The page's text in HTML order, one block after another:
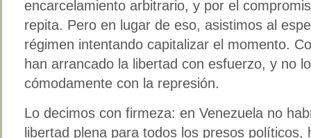
encarcelamiento arbitrario, y por el
repita. Pero en lugar de eso, asistimos al
régimen intentando capitalizar el momento.
han arrancado la libertad con esfuerzo, y no
cómodamente con la represión.
Lo decimos con firmeza: en Venezuela no
libertad plena para todos los presos políticos,